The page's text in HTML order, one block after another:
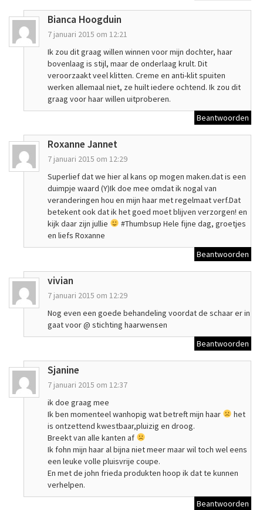
Bianca Hoogduin
7 januari 2015 om 12:21
Ik zou dit graag willen winnen voor mijn dochter, haar
bovenlaag is stijl, maar de onderlaag krult. Dit
veroorzaakt veel klitten. Creme en anti-klit spuiten
werken allemaal niet, ze huilt iedere ochtend. Ik zou dit
graag voor haar willen uitproberen.
Beantwoorden
Roxanne Jannet
7 januari 2015 om 12:29
Superlief dat we hier al kans op mogen maken.dat is een
duimpje waard (Y)Ik doe mee omdat ik nogal van
veranderingen hou en mijn haar met regelmaat verf.Dat
betekent ook dat ik het goed moet blijven verzorgen! en
kijk daar zijn jullie
#Thumbsup Hele fijne dag, groetjes
en liefs Roxanne
Beantwoorden
vivian
7 januari 2015 om 12:29
Nog even een goede behandeling voordat de schaar er in
gaat voor @ stichting haarwensen
Beantwoorden
Sjanine
7 januari 2015 om 12:37
ik doe graag mee
Ik ben momenteel wanhopig wat betreft mijn haar
het
is ontzettend kwestbaar,pluizig en droog.
Breekt van alle kanten af
Ik fohn mijn haar al bijna niet meer maar wil toch wel eens
een leuke volle pluisvrije coupe.
En met de john frieda produkten hoop ik dat te kunnen
verhelpen.
Beantwoorden